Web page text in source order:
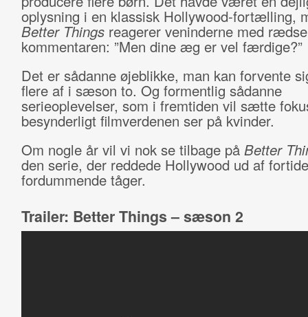
oplysning i en klassisk Hollywood-fortælling,
Better Thingsreagerer veninderne med
kommentaren: ”Men dine æg er vel færdige?”
Det er sådanne øjeblikke, man kan forvente
flere af i sæson to. Og formentlig sådanne
serieoplevelser, som i fremtiden vil sætte
besynderligt filmverdenen ser på kvinder.
Om nogle år vil vi nok se tilbage på Better
den serie, der reddede Hollywood ud af
fordummende tåger.
Trailer: Better Things – sæson 2